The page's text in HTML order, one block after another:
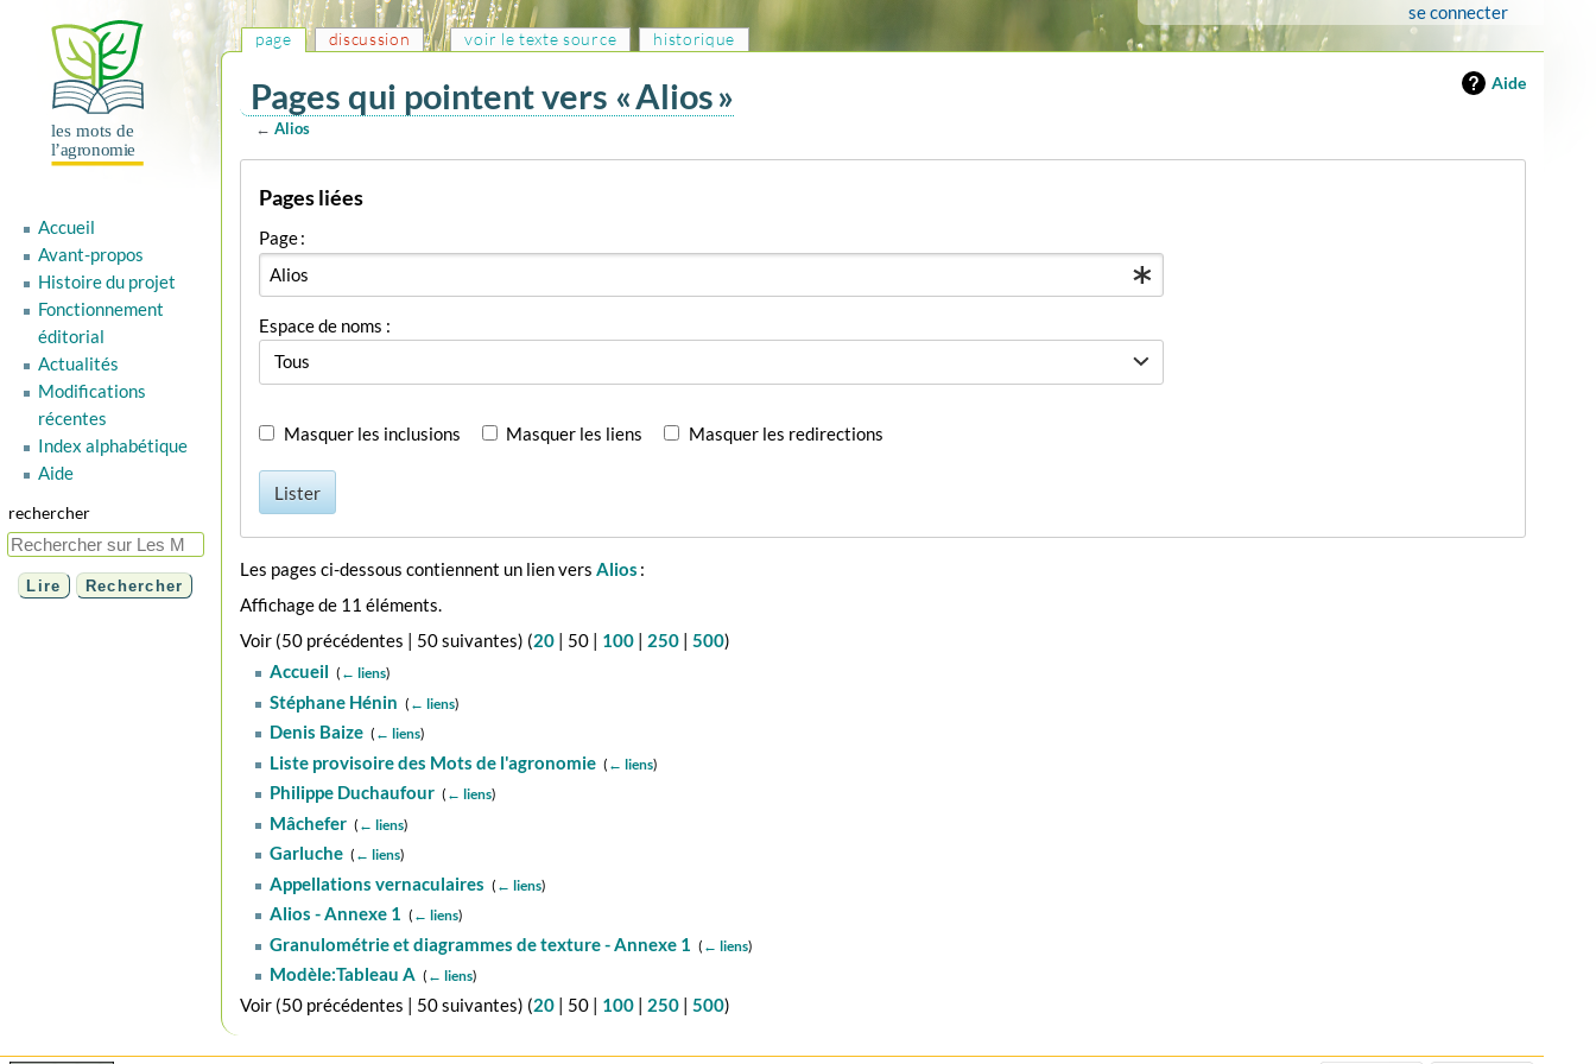
Aide
Pages qui pointent vers « Alios »
← Alios
navigation
recherche
Pages liées
Page :
Espace de noms :
Tous
Masquer les inclusions Masquer les liens Masquer les redirections
Lister
Les pages ci-dessous contiennent un lien versAlios :
Affichage de 11 éléments.
Voir (50 précédentes | 50 suivantes) (20 | 50 | 100 | 250 |500)
Accueil ( ← liens)
Stéphane Hénin ( ← liens)
Denis Baize‎ ( ← liens)
Liste provisoire des Mots de l'agronomie‎ ( ← liens)
Philippe Duchaufour‎ ( ← liens)
Mâchefer‎ ( ← liens)
Garluche‎ ( ← liens)
Appellations vernaculaires ( ← liens)
Alios - Annexe 1 ( ← liens)
Granulométrie et diagrammes de texture - Annexe 1 ( ← liens)
Modèle:Tableau A ( ← liens)
Voir (50 précédentes | 50 suivantes) (20 | 50 | 100 | 250 |500)
page discussion voir le texte source historique
se connecter
Accueil
Avant-propos
Histoire du projet
Fonctionnement
éditorial
Actualités
Modifications
récentes
Index alphabétique
Aide
rechercher